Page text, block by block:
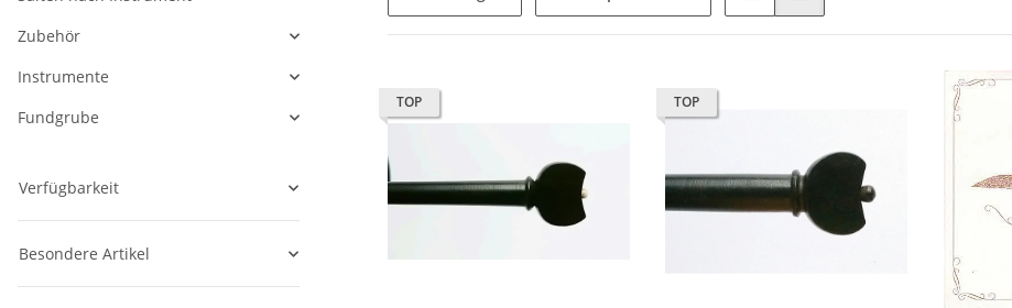
TOP TOP
Zubehör
Instrumente
Fundgrube
Verfügbarkeit
Besondere Artikel